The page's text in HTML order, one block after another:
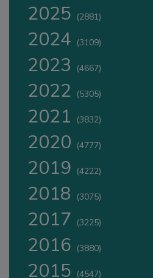
2025 (2881)
2024 (3109)
2023 (4667)
2022 (5305)
2021 (3832)
2020 (4777)
2019 (4222)
2018 (3075)
2017 (3225)
2016 (3880)
2015 (4547)